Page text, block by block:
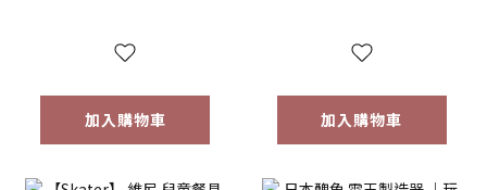
加入購物車 加入購物車